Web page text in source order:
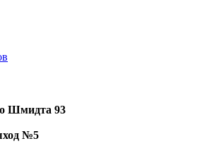
Шмидта 93
№5